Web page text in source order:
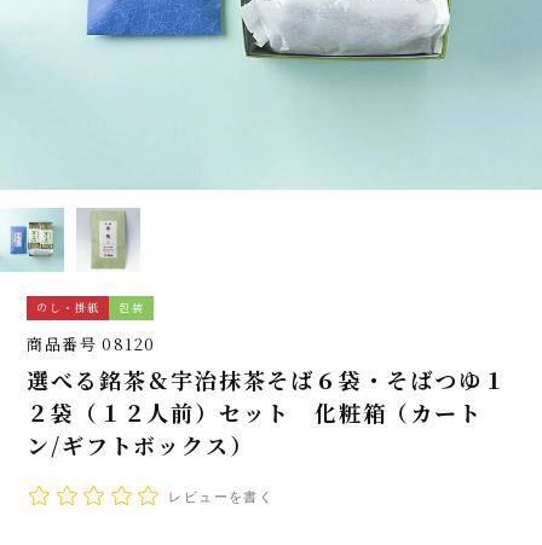
のし・掛紙 包装
商品番号 08120
選べる銘茶＆宇治抹茶そば６袋・そばつゆ１
２袋（１２人前）セット 化粧箱（カート
ン/ギフトボックス）
レビューを書く